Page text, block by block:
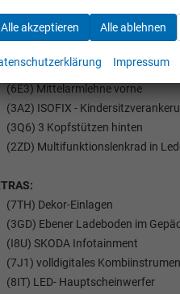
(4R4) elektrische Fensterheber
(3L3) Vordersitze manuell
(7P4) Lendenwirbelstütze,
(6E3) Mittelarmlehne vorne
(3A2) ISOFIX -
(3Q6) 3 Kopfstützen hinten
(2ZD) Multifunktionslenkrad in
(7TH) Dekor-Einlagen
(3GD) Ebener Ladeboden im
(I8U) SKODA Infotainment
(7J1) volldigitales
(8IT) LED- Hauptscheinwerfer
Alle akzeptieren Alle ablehnen
Impressum